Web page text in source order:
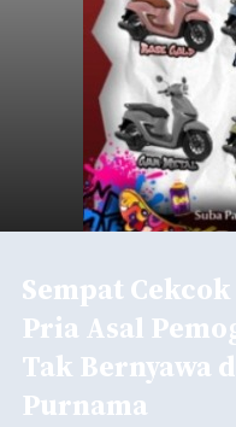
Sempat
Pria Asal
Tak Bernyawa
Purnama